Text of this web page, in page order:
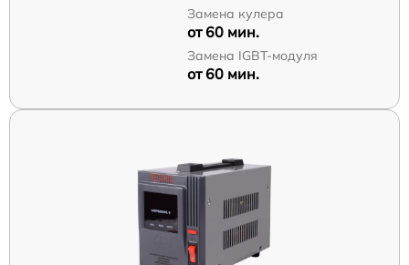
Замена кулера
от 60 мин.
Замена IGBT-модуля
от 60 мин.